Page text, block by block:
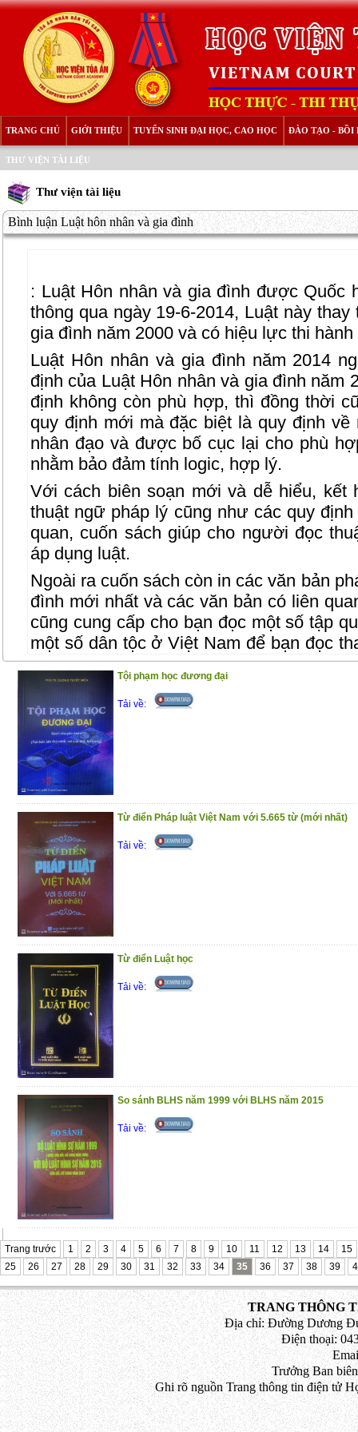
TRANG CHỦ GIỚI THIỆU TUYỂN SINH ĐẠI HỌC, CAO HỌC ĐÀO TẠO - BỒI
THƯ VIỆN TÀI LIỆU
Thư viện tài liệu
Bình luận Luật hôn nhân và gia đình
: Luật Hôn nhân và gia đình được Quốc
thông qua ngày 19-6-2014, Luật này
gia đình năm 2000 và có hiệu lực thi
Luật Hôn nhân và gia đình năm 2014
định của Luật Hôn nhân và gia đình năm
định không còn phù hợp, thì đồng thời
quy định mới mà đặc biệt là quy định
nhân đạo và được bố cục lại cho phù
nhằm bảo đảm tính logic, hợp lý.
Với cách biên soạn mới và dễ hiểu, kết
thuật ngữ pháp lý cũng như các quy
quan, cuốn sách giúp cho người đọc
áp dụng luật.
Ngoài ra cuốn sách còn in các văn bản
đình mới nhất và các văn bản có liên
cũng cung cấp cho bạn đọc một số tập
một số dân tộc ở Việt Nam để bạn đọc
công việc, chuyên môn.
Trân trọng giới thiệu đến bạn đọc !
(7/1/2021)
Tội phạm học đương đại
Tải về:
Từ điển Pháp luật Việt Nam với 5.665 từ (mới nhất)
Tải về:
Từ điển Luật học
Tải về:
So sánh BLHS năm 1999 với BLHS năm 2015
Tải về:
Trang trước 1 2 3 4 5 6 7 8 9 10 11 12 13 14
15
25
26 27 28 29 30 31 32 33 34 35 36 37 38 39
TRANG THÔNG
Địa chỉ: Đường Dương
Điện thoại:
Trưởng Ban
Ghi rõ nguồn Trang thông tin điện tử